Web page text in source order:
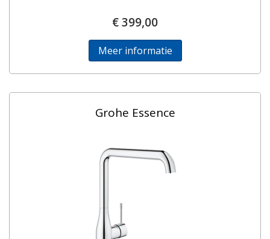
€ 399,00
Meer informatie
Grohe Essence